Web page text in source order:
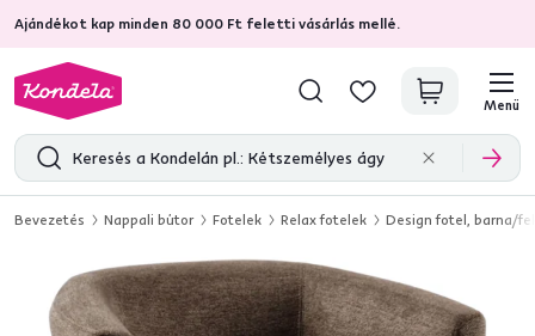
Ajándékot kap minden 80 000 Ft feletti vásárlás mellé.
4,7 31 157 ellenőrzött termékértékelések
Menü
Bevezetés Nappali bútor Fotelek Relax fotelek Design fotel, barna/